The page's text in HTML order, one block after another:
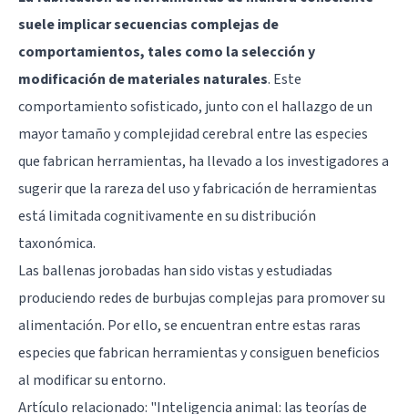
suele implicar secuencias complejas de
comportamientos, tales como la selección y
modificación de materiales naturales. Este
comportamiento sofisticado, junto con el hallazgo de un
mayor tamaño y complejidad cerebral entre las especies
que fabrican herramientas, ha llevado a los investigadores a
sugerir que la rareza del uso y fabricación de herramientas
está limitada cognitivamente en su distribución
taxonómica.
Las ballenas jorobadas han sido vistas y estudiadas
produciendo redes de burbujas complejas para promover su
alimentación. Por ello, se encuentran entre estas raras
especies que fabrican herramientas y consiguen beneficios
al modificar su entorno.
Artículo relacionado: "Inteligencia animal: las teorías de